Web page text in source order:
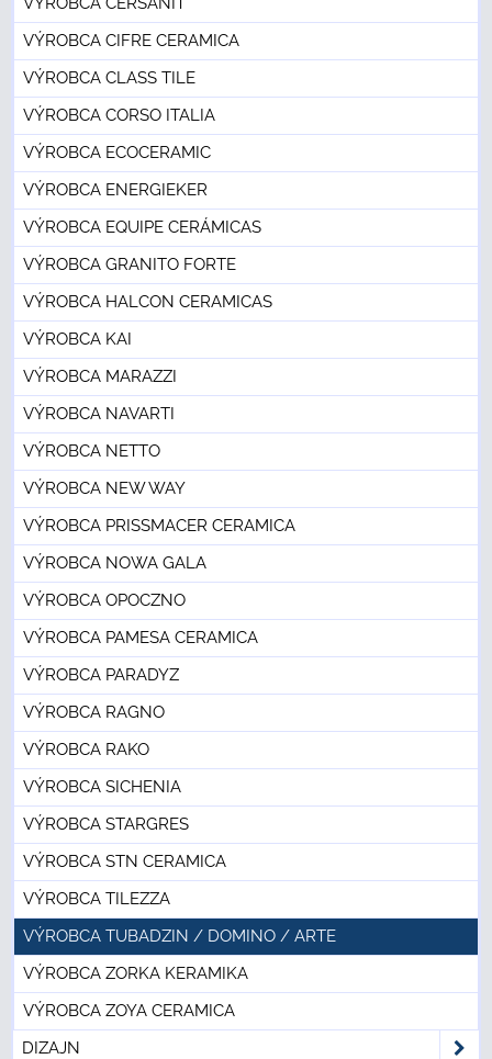
VÝROBCA CIFRE CERAMICA
VÝROBCA CLASS TILE
VÝROBCA CORSO ITALIA
VÝROBCA ECOCERAMIC
VÝROBCA ENERGIEKER
VÝROBCA EQUIPE CERÁMICAS
VÝROBCA GRANITO FORTE
VÝROBCA HALCON CERAMICAS
VÝROBCA KAI
VÝROBCA MARAZZI
VÝROBCA NAVARTI
VÝROBCA NETTO
VÝROBCA NEW WAY
VÝROBCA PRISSMACER CERAMICA
VÝROBCA NOWA GALA
VÝROBCA OPOCZNO
VÝROBCA PAMESA CERAMICA
VÝROBCA PARADYZ
VÝROBCA RAGNO
VÝROBCA RAKO
VÝROBCA SICHENIA
VÝROBCA STARGRES
VÝROBCA STN CERAMICA
VÝROBCA TILEZZA
VÝROBCA TUBADZIN / DOMINO / ARTE
VÝROBCA ZORKA KERAMIKA
VÝROBCA ZOYA CERAMICA
DIZAJN